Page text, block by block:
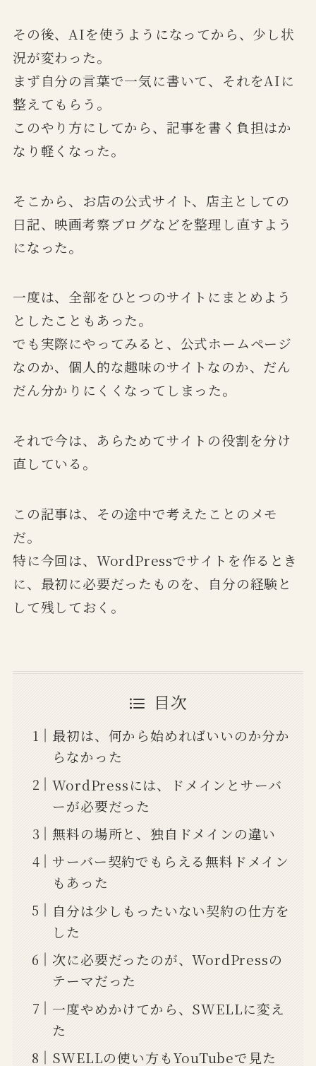
その後、AIを使うようになってから、少し状
況が変わった。
まず自分の言葉で一気に書いて、それをAIに
整えてもらう。
このやり方にしてから、記事を書く負担はか
なり軽くなった。
そこから、お店の公式サイト、店主としての
日記、映画考察ブログなどを整理し直すよう
になった。
一度は、全部をひとつのサイトにまとめよう
としたこともあった。
でも実際にやってみると、公式ホームページ
なのか、個人的な趣味のサイトなのか、だん
だん分かりにくくなってしまった。
それで今は、あらためてサイトの役割を分け
直している。
この記事は、その途中で考えたことのメモ
だ。
特に今回は、WordPressでサイトを作るとき
に、最初に必要だったものを、自分の経験と
して残しておく。
目次
最初は、何から始めればいいのか分か
らなかった
WordPressには、ドメインとサーバ
ーが必要だった
無料の場所と、独自ドメインの違い
サーバー契約でもらえる無料ドメイン
もあった
自分は少しもったいない契約の仕方を
した
次に必要だったのが、WordPressの
テーマだった
一度やめかけてから、SWELLに変え
た
SWELLの使い方もYouTubeで見た